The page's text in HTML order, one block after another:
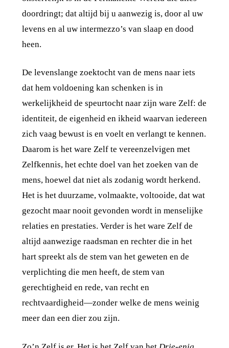
doordringt; dat altijd bij u aanwezig is, door al uw
levens en al uw intermezzo’s van slaap en dood
heen.
De levenslange zoektocht van de mens naar iets
dat hem voldoening kan schenken is in
werkelijkheid de speurtocht naar zijn ware Zelf: de
identiteit, de eigenheid en ikheid waarvan iedereen
zich vaag bewust is en voelt en verlangt te kennen.
Daarom is het ware Zelf te vereenzelvigen met
Zelfkennis, het echte doel van het zoeken van de
mens, hoewel dat niet als zodanig wordt herkend.
Het is het duurzame, volmaakte, voltooide, dat wat
gezocht maar nooit gevonden wordt in menselijke
relaties en prestaties. Verder is het ware Zelf de
altijd aanwezige raadsman en rechter die in het
hart spreekt als de stem van het geweten en de
verplichting die men heeft, de stem van
gerechtigheid en rede, van recht en
rechtvaardigheid—zonder welke de mens weinig
meer dan een dier zou zijn.